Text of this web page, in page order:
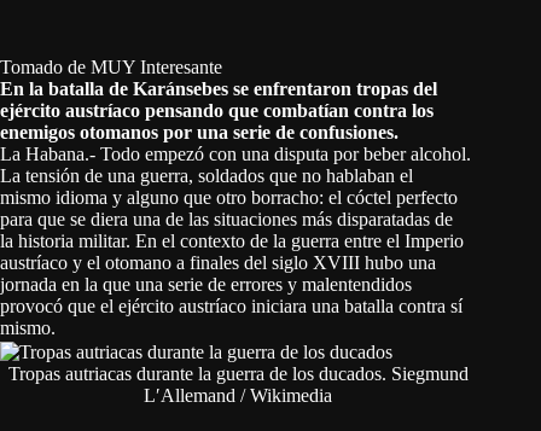
Tomado de MUY Interesante
En la batalla de Karánsebes se enfrentaron tropas del
ejército austríaco pensando que combatían contra los
enemigos otomanos por una serie de confusiones.
La Habana.- Todo empezó con una disputa por beber alcohol.
La tensión de una guerra, soldados que no hablaban el
mismo idioma y alguno que otro borracho: el cóctel perfecto
para que se diera una de las situaciones más disparatadas de
la historia militar. En el contexto de la guerra entre el Imperio
austríaco y el otomano a finales del siglo XVIII hubo una
jornada en la que una serie de errores y malentendidos
provocó que el ejército austríaco iniciara una batalla contra sí
mismo.
Tropas autriacas durante la guerra de los ducados. Siegmund
LʹAllemand / Wikimedia